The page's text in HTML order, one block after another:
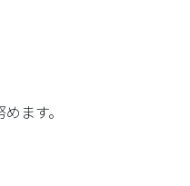
ます。